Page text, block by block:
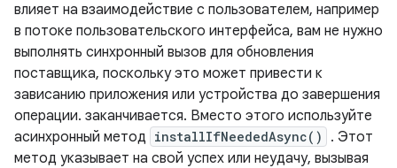
влияет на взаимодействие с пользователем, например
в потоке пользовательского интерфейса, вам не нужно
выполнять синхронный вызов для обновления
поставщика, поскольку это может привести к
зависанию приложения или устройства до завершения
операции. заканчивается. Вместо этого используйте
асинхронный метод installIfNeededAsync()
. Этот
метод указывает на свой успех или неудачу, вызывая